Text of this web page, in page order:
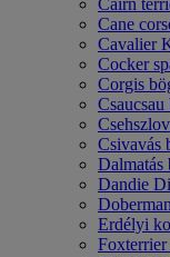
Cairn
Cane
Cavalier
Cocker
Corgis
Csivavás
Dalmatás
Dandie
Erdélyi